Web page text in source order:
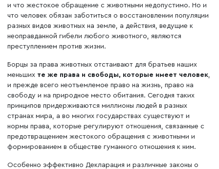
и что жестокое обращение с животными недопустимо. Но и
что человек обязан заботиться о восстановлении популяции
разных видов животных на земле, а действия, ведущие к
неоправданной гибели любого животного, являются
преступлением против жизни.
Борцы за права животных отстаивают для братьев наших
меньших те же права и свободы, которые имеет человек
и прежде всего неотъемлемое право на жизнь, право на
свободу и на природное место обитания. Сегодня таких
принципов придерживаются миллионы людей в разных
странах мира, а во многих государствах существуют и
нормы права, которые регулируют отношения, связанные с
предотвращением жестокого обращения с животными и
формированием в обществе гуманного отношения к ним.
Особенно эффективно Декларация и различные законы о